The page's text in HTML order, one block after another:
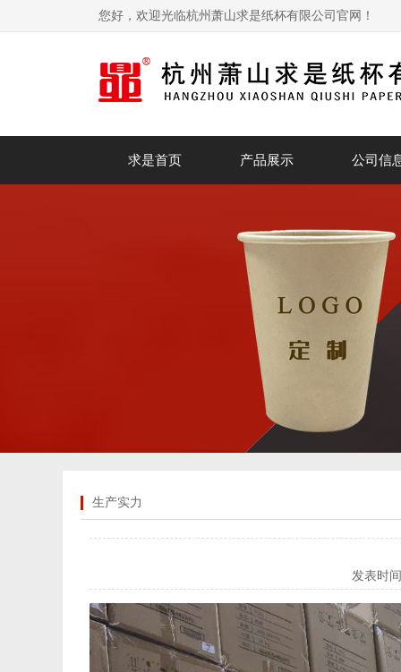
您好，欢迎光临杭州萧山求是纸杯有限公司官网！
求是首页 产品展示 公司信
生产实力
发表时